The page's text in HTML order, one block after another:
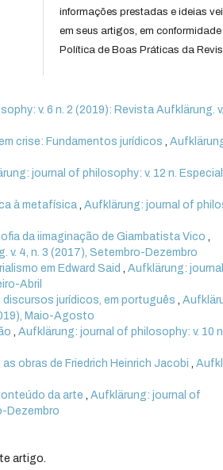
informações prestadas e ideias
em seus artigos, em
Política de Boas Práticas da
v. 6 n. 2 (2019): Revista Aufklärung. v.
crise: Fundamentos jurídicos,
journal of philosophy: v. 12 n. Especial
à metafísica,Aufklärung: journal of
da iimaginação de Giambatista Vico,
v. 4, n. 3 (2017), Setembro-Dezembro
em Edward Said,Aufklärung:
Abril
jurídicos, em português,
Maio-Agosto
,Aufklärung: journal of philosophy: v. 10
as obras de Friedrich Heinrich Jacobi,
da arte,Aufklärung: journal of
Dezembro
artigo.